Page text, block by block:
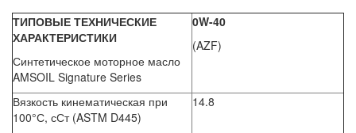
ТИПОВЫЕ ТЕХНИЧЕСКИЕ
ХАРАКТЕРИСТИКИ
Синтетическое моторное масло
AMSOIL Signature Series
0W-40
(AZF)
Вязкость кинематическая при
100°С, сСт (ASTM D445)
14.8